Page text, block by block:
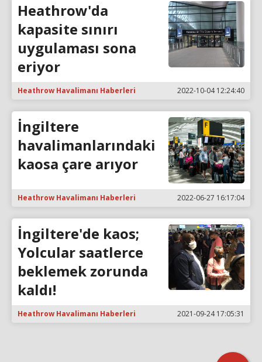
Heathrow'da
kapasite sınırı
uygulaması sona
eriyor
Heathrow Havalimanı Haberleri 2022-10-04 12:24:40
İngiltere
havalimanlarındaki
kaosa çare arıyor
Heathrow Havalimanı Haberleri 2022-06-27 16:17:04
İngiltere'de kaos;
Yolcular saatlerce
beklemek zorunda
kaldı!
Heathrow Havalimanı Haberleri 2021-09-24 17:05:31